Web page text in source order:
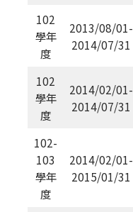
102
學年
度
2013/08/01-
2014/07/31
102
學年
度
2014/02/01-
2014/07/31
102-
103
學年
度
2014/02/01-
2015/01/31